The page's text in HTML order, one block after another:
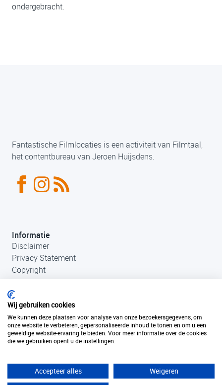
ondergebracht.
Fantastische Filmlocaties is een activiteit van Filmtaal,
het contentbureau van Jeroen Huijsdens.
Informatie
Disclaimer
Privacy Statement
Copyright
Contact
info@fantastischefilmlocaties.nl
KvK Filmtaal 34120749
Wij gebruiken cookies
We kunnen deze plaatsen voor analyse van onze bezoekersgegevens, om
onze website te verbeteren, gepersonaliseerde inhoud te tonen en om u een
geweldige website-ervaring te bieden. Voor meer informatie over de cookies
die we gebruiken opent u de instellingen.
Accepteer alles Weigeren